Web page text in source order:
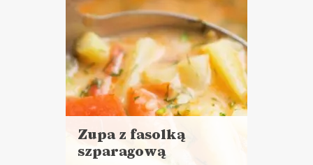
Zupa z fasolką
szparagową